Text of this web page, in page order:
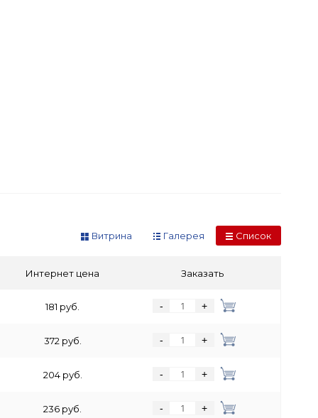
Список
Галерея
Витрина
Интернет цена Заказать
181 руб. - +
372 руб. - +
204 руб. - +
236 руб. - +